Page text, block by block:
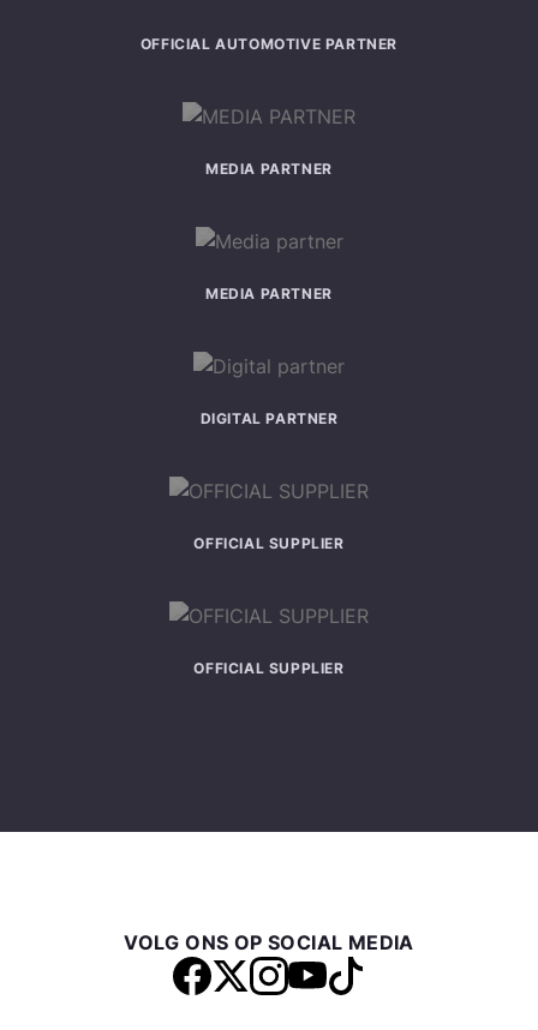
OFFICIAL AUTOMOTIVE PARTNER
MEDIA PARTNER
MEDIA PARTNER
DIGITAL PARTNER
OFFICIAL SUPPLIER
OFFICIAL SUPPLIER
VOLG ONS OP SOCIAL MEDIA